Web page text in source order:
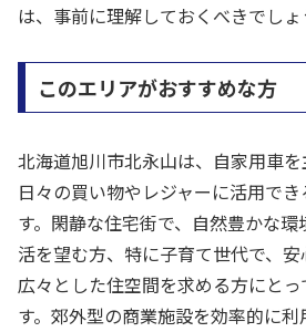
は、事前に理解しておくべきでしょ
このエリアがおすすめな方
北海道旭川市北永山は、自家用車を
日々の買い物やレジャーに活用で
す。閑静な住宅街で、自然豊かな
活を望む方、特に子育て世代で、
広々とした住空間を求める方にと
す。郊外型の商業施設を効率的に